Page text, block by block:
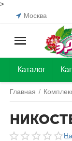
>
Москва
Каталог
Главная /